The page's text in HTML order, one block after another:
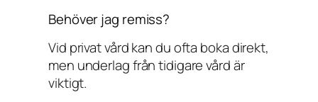
Behöver jag remiss?
Vid privat vård kan du ofta boka direkt,
men underlag från tidigare vård är
viktigt.